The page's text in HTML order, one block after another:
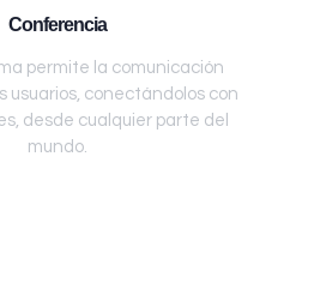
Conferencia
permite la comunicación
usuarios, conectándolos con
desde cualquier parte del
mundo.